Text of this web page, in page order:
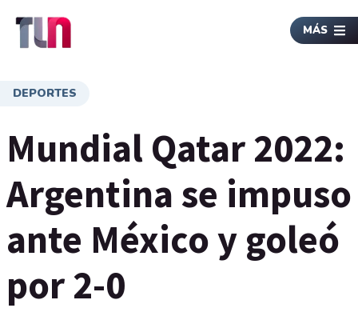
MÁS
DEPORTES
Mundial Qatar 2022:
Argentina se impuso
ante México y goleó
por 2-0